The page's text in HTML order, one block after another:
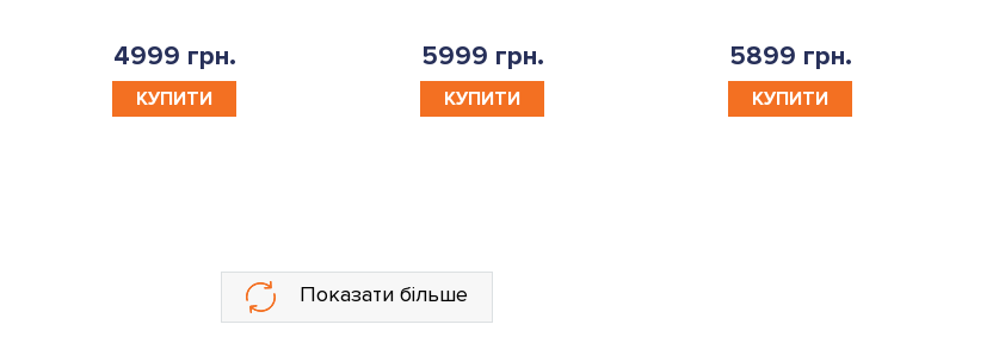
4999 грн.
КУПИТИ
5999 грн.
КУПИТИ
5899 грн.
КУПИТИ
Показати більше